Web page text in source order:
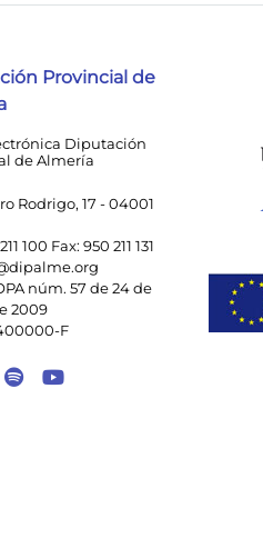
Provincial de
Diputación
de Almería
Rodrigo, 17 - 04001
100 Fax: 950 211 131
núm. 57 de 24 de
2009
F
a Facebook
a Instagram
Enlace a Spotify
Enlace a